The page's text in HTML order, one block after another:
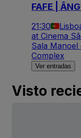
FAFE |
21:30
at Cinema
Sala Manoel
Complex
Ver entradas
Visto